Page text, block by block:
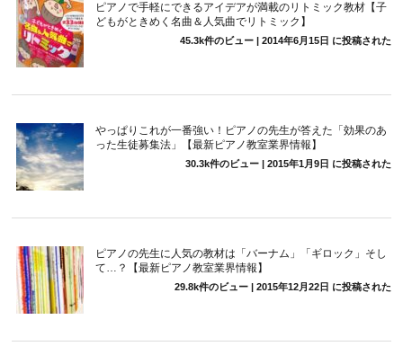
ピアノで手軽にできるアイデアが満載のリトミック教材【子
どもがときめく名曲＆人気曲でリトミック】
45.3k件のビュー| 2014年6月15日 に投稿された
やっぱりこれが一番強い！ピアノの先生が答えた「効果のあ
った生徒募集法」【最新ピアノ教室業界情報】
30.3k件のビュー| 2015年1月9日 に投稿された
ピアノの先生に人気の教材は「バーナム」「ギロック」そし
て…？【最新ピアノ教室業界情報】
29.8k件のビュー| 2015年12月22日 に投稿された